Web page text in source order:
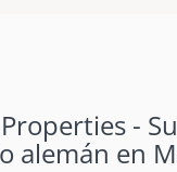
-
alemán en